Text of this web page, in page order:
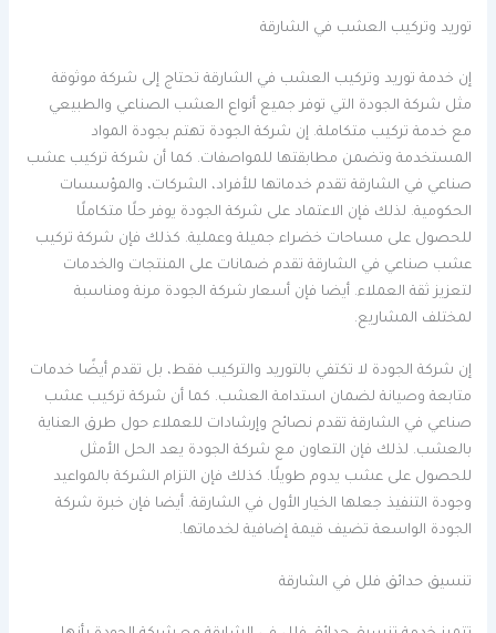
توريد وتركيب العشب في الشارقة
إن خدمة توريد وتركيب العشب في الشارقة تحتاج إلى شركة موثوقة
مثل شركة الجودة التي توفر جميع أنواع العشب الصناعي والطبيعي
مع خدمة تركيب متكاملة. إن شركة الجودة تهتم بجودة المواد
المستخدمة وتضمن مطابقتها للمواصفات. كما أن شركة تركيب عشب
صناعي في الشارقة تقدم خدماتها للأفراد، الشركات، والمؤسسات
الحكومية. لذلك فإن الاعتماد على شركة الجودة يوفر حلًا متكاملًا
للحصول على مساحات خضراء جميلة وعملية. كذلك فإن شركة تركيب
عشب صناعي في الشارقة تقدم ضمانات على المنتجات والخدمات
لتعزيز ثقة العملاء. أيضا فإن أسعار شركة الجودة مرنة ومناسبة
لمختلف المشاريع.
إن شركة الجودة لا تكتفي بالتوريد والتركيب فقط، بل تقدم أيضًا خدمات
متابعة وصيانة لضمان استدامة العشب. كما أن شركة تركيب عشب
صناعي في الشارقة تقدم نصائح وإرشادات للعملاء حول طرق العناية
بالعشب. لذلك فإن التعاون مع شركة الجودة يعد الحل الأمثل
للحصول على عشب يدوم طويلًا. كذلك فإن التزام الشركة بالمواعيد
وجودة التنفيذ جعلها الخيار الأول في الشارقة. أيضا فإن خبرة شركة
الجودة الواسعة تضيف قيمة إضافية لخدماتها.
تنسيق حدائق فلل في الشارقة